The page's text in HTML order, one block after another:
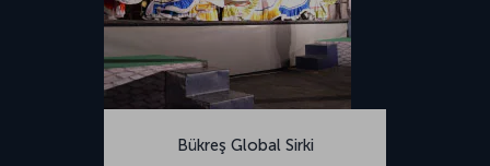
Bükreş Global Sirki